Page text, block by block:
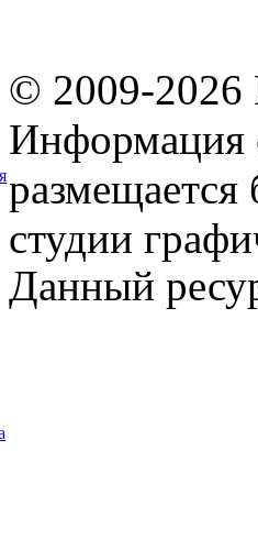
© 2009-2026
Информация
студии
Данный